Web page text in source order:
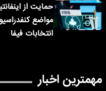
حمایت از
مواضع
انتخابات فیفا
مهمترین اخبار